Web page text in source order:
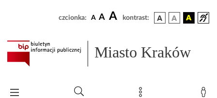
czcionka: A A A kontrast:
Miasto Kraków